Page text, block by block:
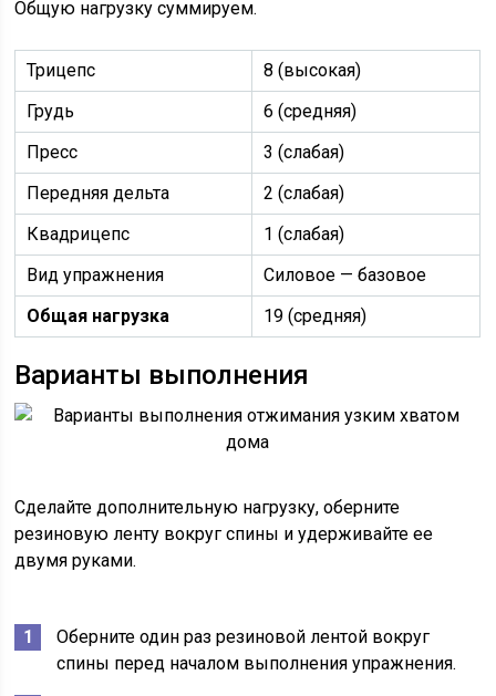
Общую нагрузку суммируем.
Трицепс
8 (высокая)
Грудь
6 (средняя)
Пресс
3 (слабая)
Передняя дельта
2 (слабая)
Квадрицепс
1 (слабая)
Вид упражнения
Силовое — базовое
Общая нагрузка
19 (средняя)
Варианты выполнения
Сделайте дополнительную нагрузку, оберните
резиновую ленту вокруг спины и удерживайте ее
двумя руками.
Оберните один раз резиновой лентой вокруг
спины перед началом выполнения упражнения.